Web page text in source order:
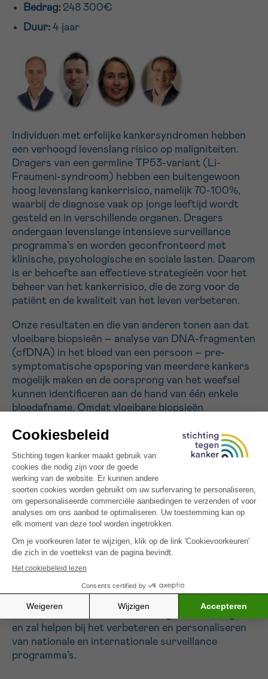
Bedrag: 248 300€
Duur: 4 jaar
Individuen met erfelijke kankersyndromen hebben
een verhoogd levenslang risico op maligniteiten.
Dragers van een germline TP53-variant (Li-
Fraumeni-syndroom) hebben een buitengewoon
hoog levenslang kankerrisico, namelijk 70-100%,
waarbij de diagnose vaak op jonge leeftijd wordt
gesteld en in verschillende organen. Dragers
ondergaan levenslange intensieve surveillance
programma’s en worden geconfronteerd met
klinische, psychologische en sociale lasten. Daarom
is er behoefte aan effectieve strategieën voor het
beheer van het kankerrisico, die de zorg voor de
patiënt en de kwaliteit van het leven verbeteren.
Onze resultaten en die van anderen tonen aan dat
vloeibare biopsieën – analyse van DNA-fragmenten
(cfDNA) in het bloed van een persoon – pre-
symptomatische opsporing van meerdere kankers
mogelijk maken en de oorsprong van het weefsel
kunnen identificeren aan de hand van één enkele
bloedafname. Omdat vloeibare biopsieën
een opkomende niet-invasieve alternatieve
screeningmodaliteit die zeer relevant zou kunnen
worden in deze populatie. Ons project heeft tot
doel een proof-of-concept te leveren voor de
klinische bruikbaarheid van cfDNA profilering als
innovatieve secundaire preventiemethode bij hoog-
risicopatiënten, met het potentieel om vertaald te
worden naar de klinische praktijk, en een lange-
termijn doelstelling om uit te breiden naar andere
erfelijke kanker predispositie syndromen. Een
Belgisch nationaal register, opgezet binnen dit
project, zal ook uitgebreide klinische en moleculaire
dataverzameling mogelijk maken, die een unieke
basis zal vormen voor toekomstige aanbevelingen
en zal helpen bij het verbeteren en personaliseren
van nationale en internationale surveillance
programma’s.
Meer weten over Kankerinfo
MIJN VRAAG
Ik aanvaard de
gebruiksvoorwaarden
*VERPLICHT VELD
Sturen